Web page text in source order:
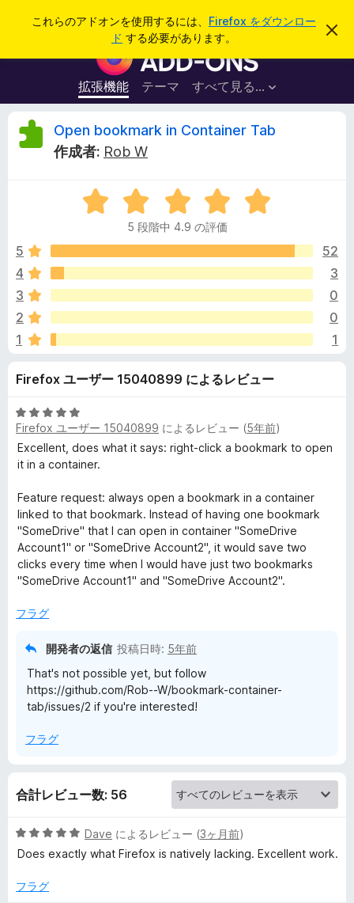
これらのアドオンを使用するには、 Firefox をダウンロー
ド する必要があります。
こ
を
F
i
r
e
ラ
ウ
ザ
ー
ド
オ
ン
拡張機能 テーマ すべて見る...
ログイン
O
n
b
o
o
k
m
a
r
k
i
C
o
n
t
a
i
Open bookmark in Container Tab
作成者: Rob W
5
段
中
.
の
価
5 段階中 4.9 の評価
5
52
4
3
3
0
2
0
1
1
Firefox ユーザー 15040899 によるレビュー
5
段
階
中
の
評
価
Firefox ユーザー 15040899 によるレビュー (5年前)
Excellent, does what it says: right-click a bookmark to open
it in a container.
Feature request: always open a bookmark in a container
linked to that bookmark. Instead of having one bookmark
"SomeDrive" that I can open in container "SomeDrive
Account1" or "SomeDrive Account2", it would save two
clicks every time when I would have just two bookmarks
"SomeDrive Account1" and "SomeDrive Account2".
フラグ
開発者の返信 投稿日時: 5年前
That's not possible yet, but follow
https://github.com/Rob--W/bookmark-container-
tab/issues/2 if you're interested!
フラグ
合計レビュー数: 56
5
段
中
Dave によるレビュー (3ヶ月前)
Does exactly what Firefox is natively lacking. Excellent work.
フラグ